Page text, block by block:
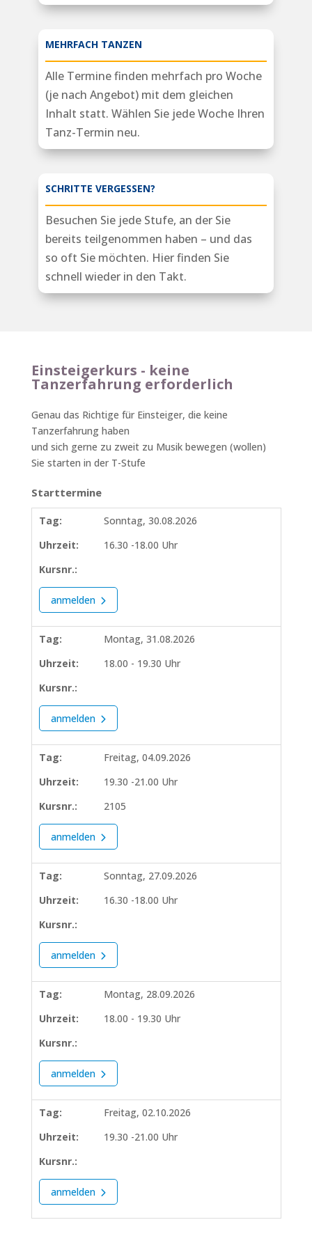
MEHRFACH TANZEN
Alle Termine finden mehrfach pro Woche
(je nach Angebot) mit dem gleichen
Inhalt statt. Wählen Sie jede Woche Ihren
Tanz-Termin neu.
SCHRITTE VERGESSEN?
Besuchen Sie jede Stufe, an der Sie
bereits teilgenommen haben – und das
so oft Sie möchten. Hier finden Sie
schnell wieder in den Takt.
Einsteigerkurs - keine
Tanzerfahrung erforderlich
Genau das Richtige für Einsteiger, die keine
Tanzerfahrung haben
und sich gerne zu zweit zu Musik bewegen (wollen)
Sie starten in der T-Stufe
Starttermine
Tag:
Sonntag, 30.08.2026
Uhrzeit:
16.30 -18.00 Uhr
Kursnr.:
anmelden
Tag:
Montag, 31.08.2026
Uhrzeit:
18.00 - 19.30 Uhr
Kursnr.:
anmelden
Tag:
Freitag, 04.09.2026
Uhrzeit:
19.30 -21.00 Uhr
Kursnr.:
2105
anmelden
Tag:
Sonntag, 27.09.2026
Uhrzeit:
16.30 -18.00 Uhr
Kursnr.:
anmelden
Tag:
Montag, 28.09.2026
Uhrzeit:
18.00 - 19.30 Uhr
Kursnr.:
anmelden
Tag:
Freitag, 02.10.2026
Uhrzeit:
19.30 -21.00 Uhr
Kursnr.:
anmelden